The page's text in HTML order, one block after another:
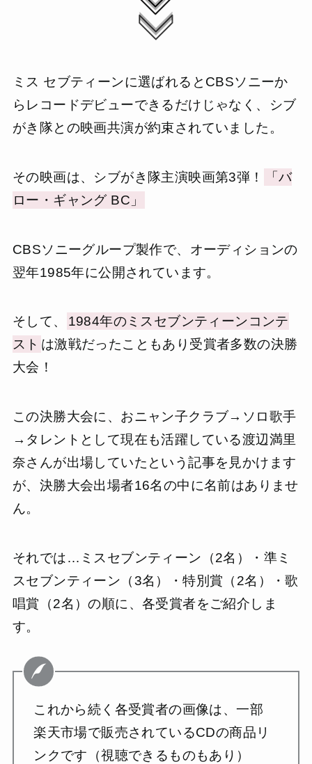
ミス セブティーンに選ばれるとCBSソニーか
らレコードデビューできるだけじゃなく、シブ
がき隊との映画共演が約束されていました。
その映画は、シブがき隊主演映画第3弾！
「バ
ロー・ギャング BC」
CBSソニーグループ製作で、オーディションの
翌年1985年に公開されています。
そして、
1984年のミスセブンティーンコンテ
スト は激戦だったこともあり受賞者多数の決勝
大会！
この決勝大会に、おニャン子クラブ→ソロ歌手
→タレントとして現在も活躍している渡辺満里
奈さんが出場していたという記事を見かけます
が、決勝大会出場者16名の中に名前はありませ
ん。
それでは…ミスセブンティーン（2名）・準ミ
スセブンティーン（3名）・特別賞（2名）・歌
唱賞（2名）の順に、各受賞者をご紹介しま
す。
これから続く各受賞者の画像は、一部
楽天市場で販売されているCDの商品リ
ンクです（視聴できるものもあり）